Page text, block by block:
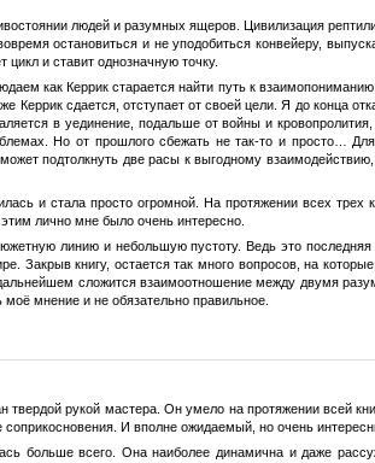
людей и разумных ящеров. Цивилизация
остановиться и не уподобиться конвейеру,
цикл и ставит однозначную точку.
как Керрик старается найти путь к
Керрик сдается, отступает от своей цели. Я до конца
в уединение, подальше от войны и
Но от прошлого сбежать не так-то и просто…
подтолкнуть две расы к выгодному
и стала просто огромной. На протяжении всех
лично мне было очень интересно.
линию и небольшую пустоту. Ведь это
Закрыв книгу, остается так много вопросов, на
сложится взаимоотношение между двумя
мнение и не обязательно правильное.
твердой рукой мастера. Он умело на протяжении всей
И вполне ожидаемый, но очень
больше всего. Она наиболее динамична и даже